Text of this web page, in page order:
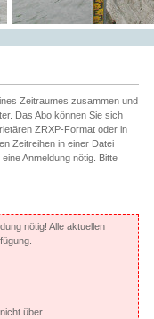
Zeitraumes zusammen und
Das Abo können Sie sich
ZRXP-Format oder in
Zeitreihen in einer Datei
Anmeldung nötig. Bitte
nötig! Alle aktuellen
über